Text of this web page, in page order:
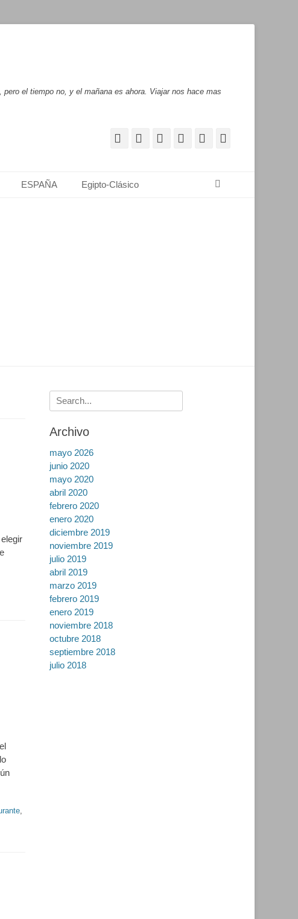
el tiempo no, y el mañana es ahora. Viajar nos hace mas
Facebook
CorreoWordPress
PinterestYouTube
ESPAÑA Egipto-Clásico
,
Buscar:
Archivo
mayo 2026
junio 2020
mayo 2020
abril 2020
febrero 2020
enero 2020
diciembre 2019
noviembre 2019
julio 2019
abril 2019
marzo 2019
febrero 2019
enero 2019
noviembre 2018
octubre 2018
septiembre 2018
julio 2018